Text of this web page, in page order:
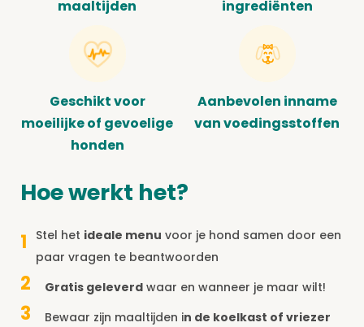
maaltijden
ingrediënten
Geschikt voor
moeilijke of gevoelige
honden
Aanbevolen inname
van voedingsstoffen
Hoe werkt het?
1 Stel het ideale menu voor je hond samen door een
paar vragen te beantwoorden
2 Gratis geleverd waar en wanneer je maar wilt!
3 Bewaar zijn maaltijden in de koelkast of vriezer